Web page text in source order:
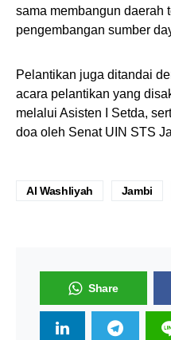
sama membangun daerah
pengembangan sumber
Pelantikan juga ditandai
acara pelantikan yang
melalui Asisten I Setda,
doa oleh Senat UIN STS
Al Washliyah Jambi
Share